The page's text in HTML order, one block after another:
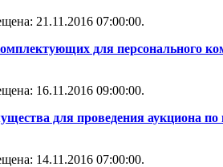
21.11.2016 07:00:00.
для персонального
16.11.2016 09:00:00.
для проведения аукциона по
14.11.2016 07:00:00.